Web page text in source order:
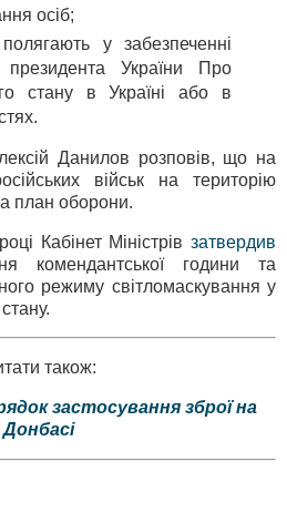
осіб;
у забезпеченні
президента України Про
стану в Україні або в
Данилов розповів, що на
військ на територію
план оборони.
Кабінет Міністрів затвердив
комендантської години та
режиму світломаскування у
також:
застосування зброї на
Донбасі